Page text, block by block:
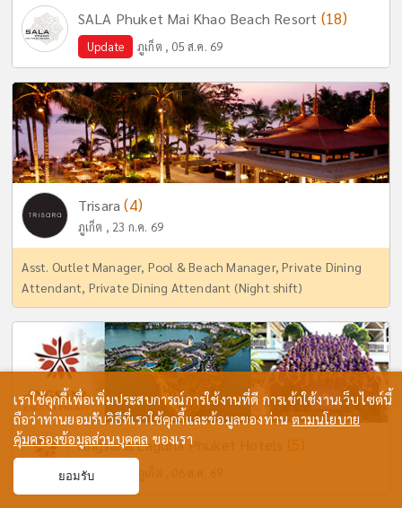
SALA Phuket Mai Khao Beach Resort (18)
Update ภูเก็ต , 05 ส.ค. 69
Trisara(4)
ภูเก็ต , 23 ก.ค. 69
Asst. Outlet Manager, Pool & Beach Manager, Private Dining
Attendant, Private Dining Attendant (Night shift)
Angsana Laguna Phuket Hotels (5)
Update
เราใช้คุกกี้เพื่อเพิ่มประสบการณ์การใช้งานที่ดี การเข้าใช้งานเว็บไซต์นี้
ถือว่าท่านยอมรับวิธีที่เราใช้คุกกี้และข้อมูลของท่านตามนโยบาย
คุ้มครองข้อมูลส่วนบุคคล ของเรา
ยอมรับ